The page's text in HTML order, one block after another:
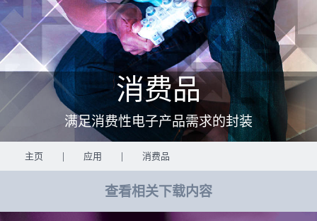
消费品
满足消费性电子产品需求的封装
主页 | 应用 | 消费品
查看相关下载内容